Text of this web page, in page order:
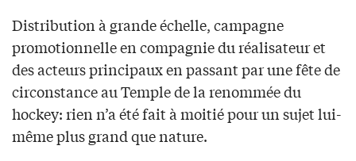
Distribution à grande échelle, campagne
promotionnelle en compagnie du réalisateur et
des acteurs principaux en passant par une fête de
circonstance au Temple de la renommée du
hockey: rien n’a été fait à moitié pour un sujet lui-
même plus grand que nature.